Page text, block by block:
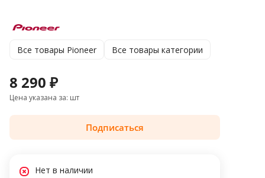
Все товары Pioneer Все товары категории
8 290 ₽
Цена указана за: шт
Подписаться
Нет в наличии